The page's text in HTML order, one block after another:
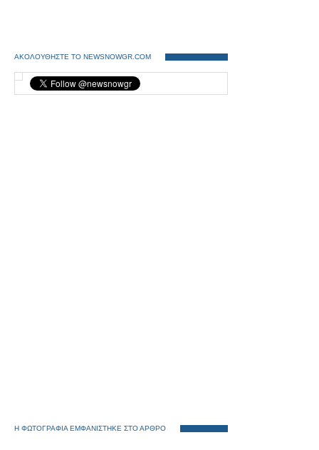
ΑΚΟΛΟΥΘΗΣΤΕ ΤΟ NEWSNOWGR.COM
Η ΦΩΤΟΓΡΑΦΙΑ ΕΜΦΑΝΙΣΤΗΚΕ ΣΤΟ ΑΡΘΡΟ